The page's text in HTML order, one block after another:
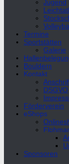
Jugend
Termine
Sportstätten
Galerie
Bouldern
Kontakt
DSGVO
Förderverein
eShops
Sponsoren